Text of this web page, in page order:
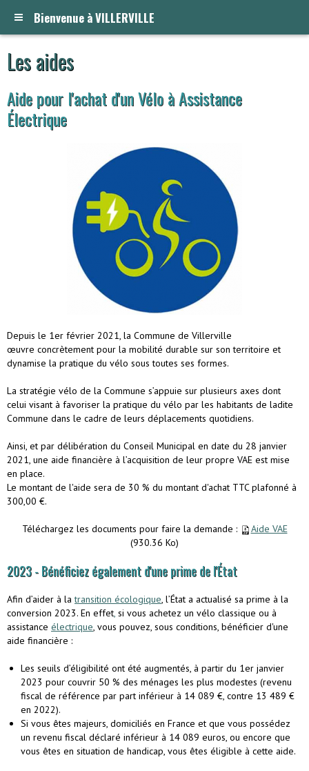
Bienvenue à VILLERVILLE
Les aides
Aide pour l'achat d'un Vélo à Assistance
Électrique
Depuis le 1er février 2021, la Commune de Villerville
œuvre concrètement pour la mobilité durable sur son territoire et
dynamise la pratique du vélo sous toutes ses formes.
La stratégie vélo de la Commune s’appuie sur plusieurs axes dont
celui visant à favoriser la pratique du vélo par les habitants de ladite
Commune dans le cadre de leurs déplacements quotidiens.
Ainsi, et par délibération du Conseil Municipal en date du 28 janvier
2021, une aide financière à l’acquisition de leur propre VAE est mise
en place.
Le montant de l'aide sera de 30 % du montant d'achat TTC plafonné à
300,00 €.
Téléchargez les documents pour faire la demande :
Aide VAE
(930.36 Ko)
2023 - Bénéficiez également d'une prime de l'État
Afin d’aider à latransition écologique, l’État a actualisé sa prime à la
conversion 2023. En effet, si vous achetez un vélo classique ou à
assistance électrique, vous pouvez, sous conditions, bénéficier d'une
aide financière :
Les seuils d’éligibilité ont été augmentés, à partir du 1er janvier
2023 pour couvrir 50 % des ménages les plus modestes (revenu
fiscal de référence par part inférieur à 14 089 €, contre 13 489 €
en 2022).
Si vous êtes majeurs, domiciliés en France et que vous possédez
un revenu fiscal déclaré inférieur à 14 089 euros, ou encore que
vous êtes en situation de handicap, vous êtes éligible à cette aide.